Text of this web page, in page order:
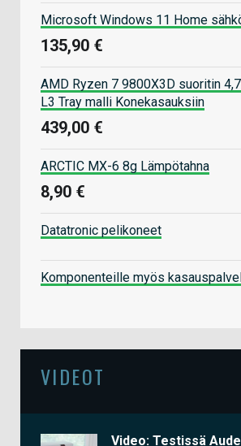
Microsoft Windows 11 Home
135,90 €
AMD Ryzen 7 9800X3D suoritin
L3 Tray malli Konekasauksiin
439,00 €
ARCTIC MX-6 8g Lämpötahna
8,90 €
Datatronic pelikoneet
Komponenteille myös
VIDEOT
Video: Testissä